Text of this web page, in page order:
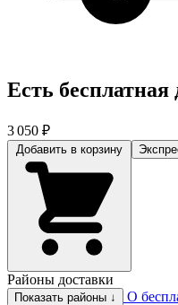
Есть бесплатная
3 050 ₽
Районы доставки
Показать районы ↓ О